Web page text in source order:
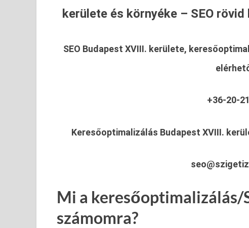
kerülete és környéke – SEO
SEO Budapest XVIII. kerülete,
+36-20-
Keresőoptimalizálás Budapest XVIII.
Mi a keresőoptimalizálás/
számomra?